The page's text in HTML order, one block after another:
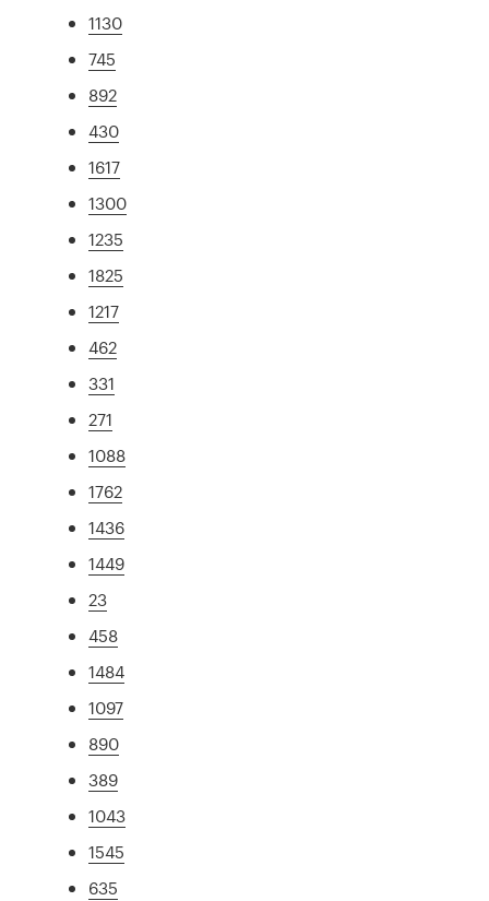
1130
745
892
430
1617
1300
1235
1825
1217
462
331
271
1088
1762
1436
1449
23
458
1484
1097
890
389
1043
1545
635